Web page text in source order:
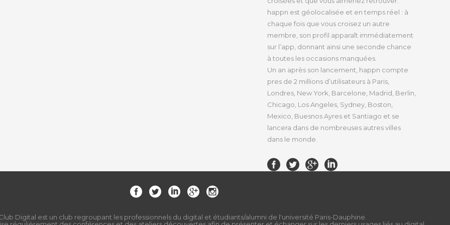
happn est géolocalisée et en temps réel : à
chaque fois que vous croisez un autre
membre, son profil apparaît immédiatement
sur l’app, donnant ainsi une seconde chance
à toutes les occasions manquées.
Un an après son lancement, happn compte
pres de 2 millions d’utilisateurs à Paris,
Londres, New York, Barcelone, Madrid, Berlin,
Chicago, Los Angeles, Sydney, Boston,
Mexico, Buesnos Ayres et Santiago et se
lancera dans de nombreuses autres villes
dans le monde.
Digital est un club regroupant les professionnels du digital et étudiants/alumni de l'université Paris-Dauphine.